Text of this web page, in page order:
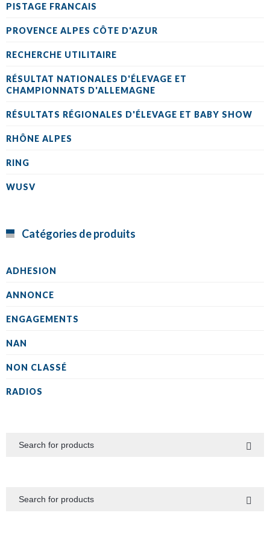
PISTAGE FRANCAIS
PROVENCE ALPES CÔTE D'AZUR
RECHERCHE UTILITAIRE
RÉSULTAT NATIONALES D'ÉLEVAGE ET
CHAMPIONNATS D'ALLEMAGNE
RÉSULTATS RÉGIONALES D'ÉLEVAGE ET BABY SHOW
RHÔNE ALPES
RING
WUSV
Catégories de produits
ADHESION
ANNONCE
ENGAGEMENTS
NAN
NON CLASSÉ
RADIOS